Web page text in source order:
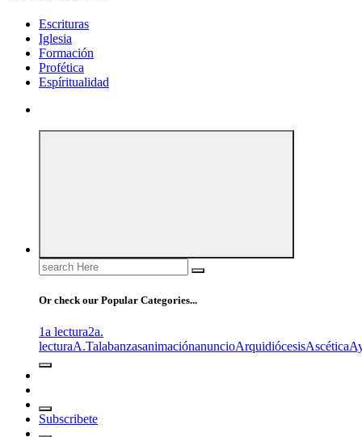
Escrituras
Iglesia
Formación
Profética
Espíritualidad
Search
for:
Or check our Popular Categories...
1a lectura2a.
lecturaA.TalabanzasanimaciónanuncioArquidiócesisAscética
Subscribete